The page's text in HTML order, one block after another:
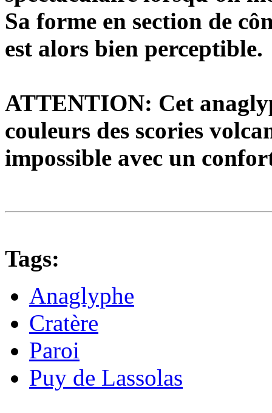
Sa forme en section de
est alors bien perceptible.
ATTENTION: Cet
couleurs des scories
impossible avec un
Tags:
Anaglyphe
Cratère
Paroi
Puy de Lassolas